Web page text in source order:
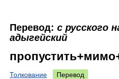
Перевод: с русского
адыгейский
Толкование Перевод